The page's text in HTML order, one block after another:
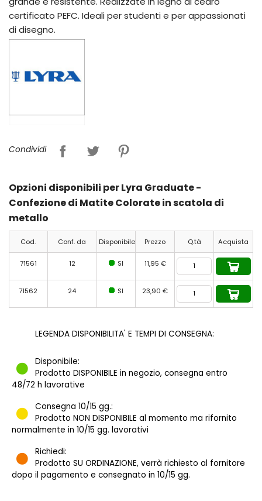
certificato PEFC. Ideali per studenti e per appassionati
di disegno.
Condividi
Opzioni disponibili per Lyra Graduate -
Confezione di Matite Colorate in scatola di
metallo
Cod. Conf. da Disponibile Prezzo Q.tà Acquista
71561 12 SI 11,95 €
71562 24 SI 23,90 €
LEGENDA DISPONIBILITA' E TEMPI DI CONSEGNA:
Disponibile:
Prodotto DISPONIBILE in negozio, consegna entro
48/72 h lavorative
Consegna 10/15 gg.:
Prodotto NON DISPONIBILE al momento ma rifornito
normalmente in 10/15 gg. lavorativi
Richiedi:
Prodotto SU ORDINAZIONE, verrà richiesto al fornitore
dopo il pagamento e consegnato in 10/15 gg.